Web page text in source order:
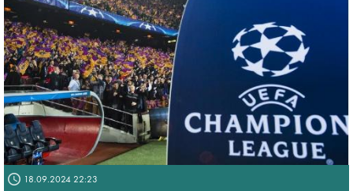
18.09.2024 22:23